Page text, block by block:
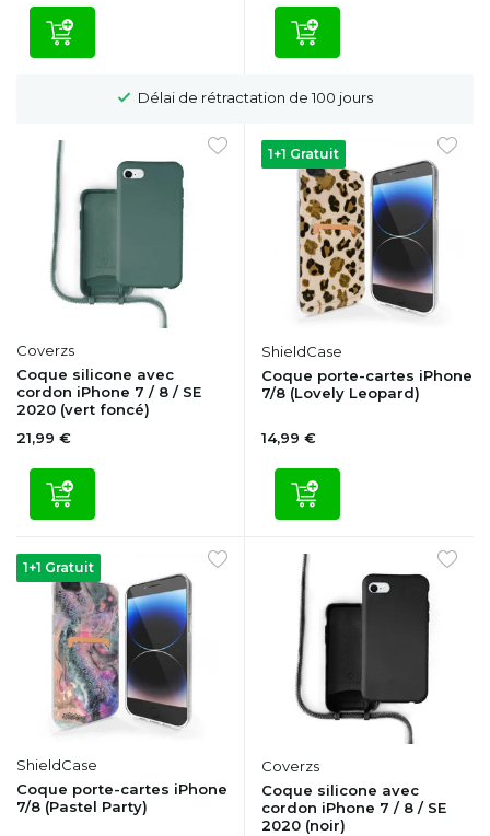
Délai de rétractation de 100 jours
Coverzs
Coque silicone avec
cordon iPhone 7 / 8 / SE
2020 (vert foncé)
21,99 €
1+1 Gratuit
ShieldCase
Coque porte-cartes iPhone
7/8 (Lovely Leopard)
14,99 €
1+1 Gratuit
ShieldCase
Coque porte-cartes iPhone
7/8 (Pastel Party)
Coverzs
Coque silicone avec
cordon iPhone 7 / 8 / SE
2020 (noir)